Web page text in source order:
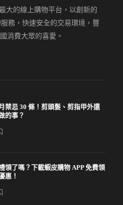
大的線上購物平台，以創新的
務，快速安全的交易環境，豐
消費大眾的喜愛。
禁忌 30 條！剪頭髮、剪指甲外還
的事？
領了嗎？下載蝦皮購物 APP 免費領
惠！